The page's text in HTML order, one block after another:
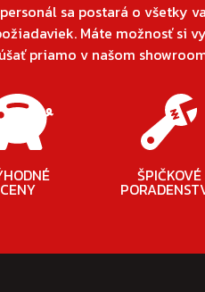
sa postará o všetky
Máte možnosť si
priamo v našom
CENY
ŠPIČKOVÉ